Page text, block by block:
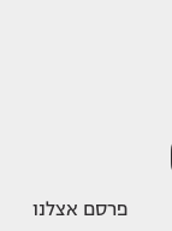
פרסם אצלנו